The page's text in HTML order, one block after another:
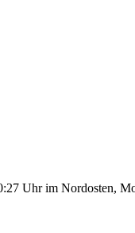
Uhr im Nordosten,